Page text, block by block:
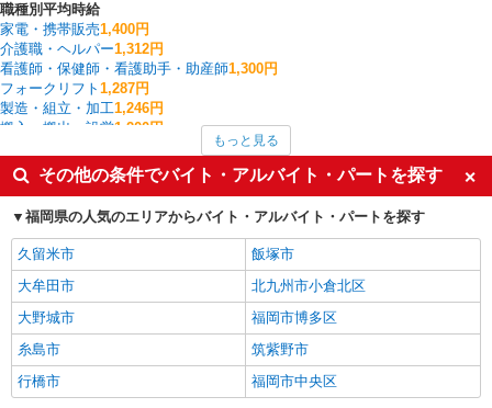
職種別平均時給
家電・携帯販売1,400円
介護職・ヘルパー1,312円
看護師・保健師・看護助手・助産師1,300円
フォークリフト 1,287円
製造・組立・加工1,246円
搬入・搬出・設営1,200円
1,196円
保育士・保育補助1,181円
入出庫・商品管理・検品・検査
1,168円
清掃・ハウスクリーニング 1,160円
久山町の他の職種の平均時給を見る
もっと見る
その他の条件でバイト・アルバイト・パートを探す
福岡県の人気のエリアからバイト・アルバイト・パートを探す
久留米市
飯塚市
大牟田市
北九州市小倉北区
大野城市
福岡市博多区
糸島市
筑紫野市
行橋市
福岡市中央区